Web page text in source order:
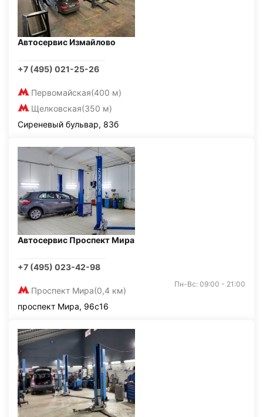
Автосервис Измайлово
+7 (495) 021-25-26
Первомайская(400 м)
Щелковская(350 м)
Сиреневый бульвар, 83б
Автосервис Проспект Мира
+7 (495) 023-42-98
Проспект Мира(0,4 км)
Пн-Вс: 09:00 - 21:00
проспект Мира, 96с16